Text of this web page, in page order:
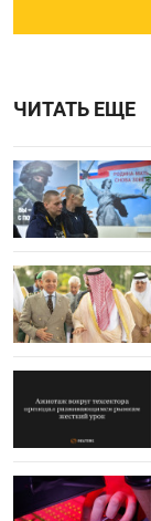
ЧИТАТЬ ЕЩЕ